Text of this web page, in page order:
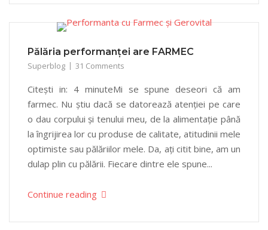
Pălăria performanței are FARMEC
Superblog 31 Comments
Citești in: 4 minuteMi se spune deseori că am
farmec. Nu știu dacă se datorează atenției pe care
o dau corpului și tenului meu, de la alimentație până
la îngrijirea lor cu produse de calitate, atitudinii mele
optimiste sau pălăriilor mele. Da, ați citit bine, am un
dulap plin cu pălării. Fiecare dintre ele spune...
Continue reading